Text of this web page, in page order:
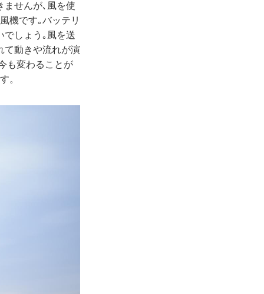
ませんが､風を使
機です｡バッテリ
でしょう｡風を送
て動きや流れが演
も変わることが
。